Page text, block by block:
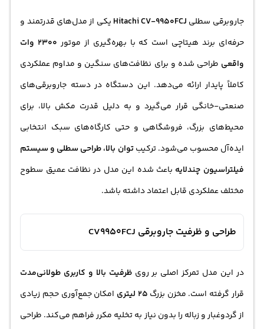
جاروبرقی سطلی Hitachi CV-9950FCJ یکی از مدل‌های قدرتمند و
حرفه‌ای برند هیتاچی است که با بهره‌گیری از موتور
2300 وات
واقعی طراحی شده و برای نظافت‌های سنگین و مداوم عملکردی
کاملاً پایدار ارائه می‌دهد. این دستگاه در دسته جاروبرقی‌های
صنعتی-خانگی قرار می‌گیرد و به دلیل قدرت مکش بالا، برای
محیط‌های بزرگ، فروشگاهی و حتی کارگاه‌های سبک انتخابی
ایده‌آل محسوب می‌شود. ترکیبتوان بالا، طراحی سطلی و سیستم
فیلتراسیون چندلایه باعث شده این مدل در نظافت عمیق سطوح
مختلف عملکردی قابل اعتماد داشته باشد.
طراحی و ظرفیت جاروبرقی CV9950FCJ
در این مدل تمرکز اصلی بر رویظرفیت بالا و کاربری طولانی‌مدت
قرار گرفته است. مخزن بزرگ 25 لیتری
امکان جمع‌آوری حجم زیادی
از گردوغبار و زباله را بدون نیاز به تخلیه مکرر فراهم می‌کند. طراحی